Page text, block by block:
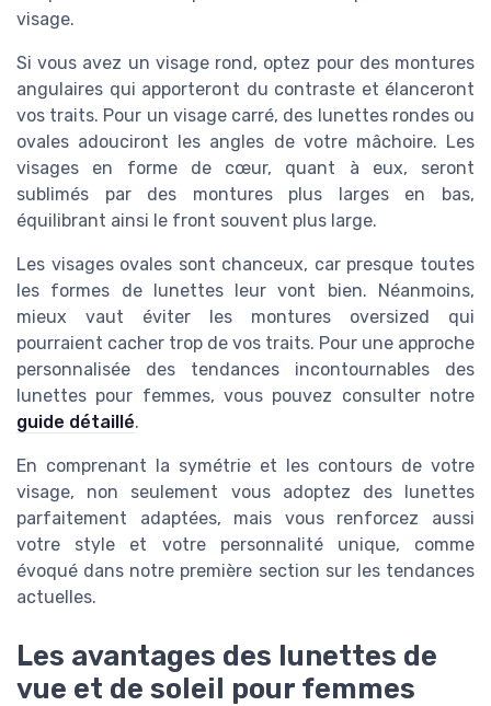
visage.
Si vous avez un visage rond, optez pour des montures
angulaires qui apporteront du contraste et élanceront
vos traits. Pour un visage carré, des lunettes rondes ou
ovales adouciront les angles de votre mâchoire. Les
visages en forme de cœur, quant à eux, seront
sublimés par des montures plus larges en bas,
équilibrant ainsi le front souvent plus large.
Les visages ovales sont chanceux, car presque toutes
les formes de lunettes leur vont bien. Néanmoins,
mieux vaut éviter les montures oversized qui
pourraient cacher trop de vos traits. Pour une approche
personnalisée des tendances incontournables des
lunettes pour femmes, vous pouvez consulter notre
guide détaillé.
En comprenant la symétrie et les contours de votre
visage, non seulement vous adoptez des lunettes
parfaitement adaptées, mais vous renforcez aussi
votre style et votre personnalité unique, comme
évoqué dans notre première section sur les tendances
actuelles.
Les avantages des lunettes de
vue et de soleil pour femmes